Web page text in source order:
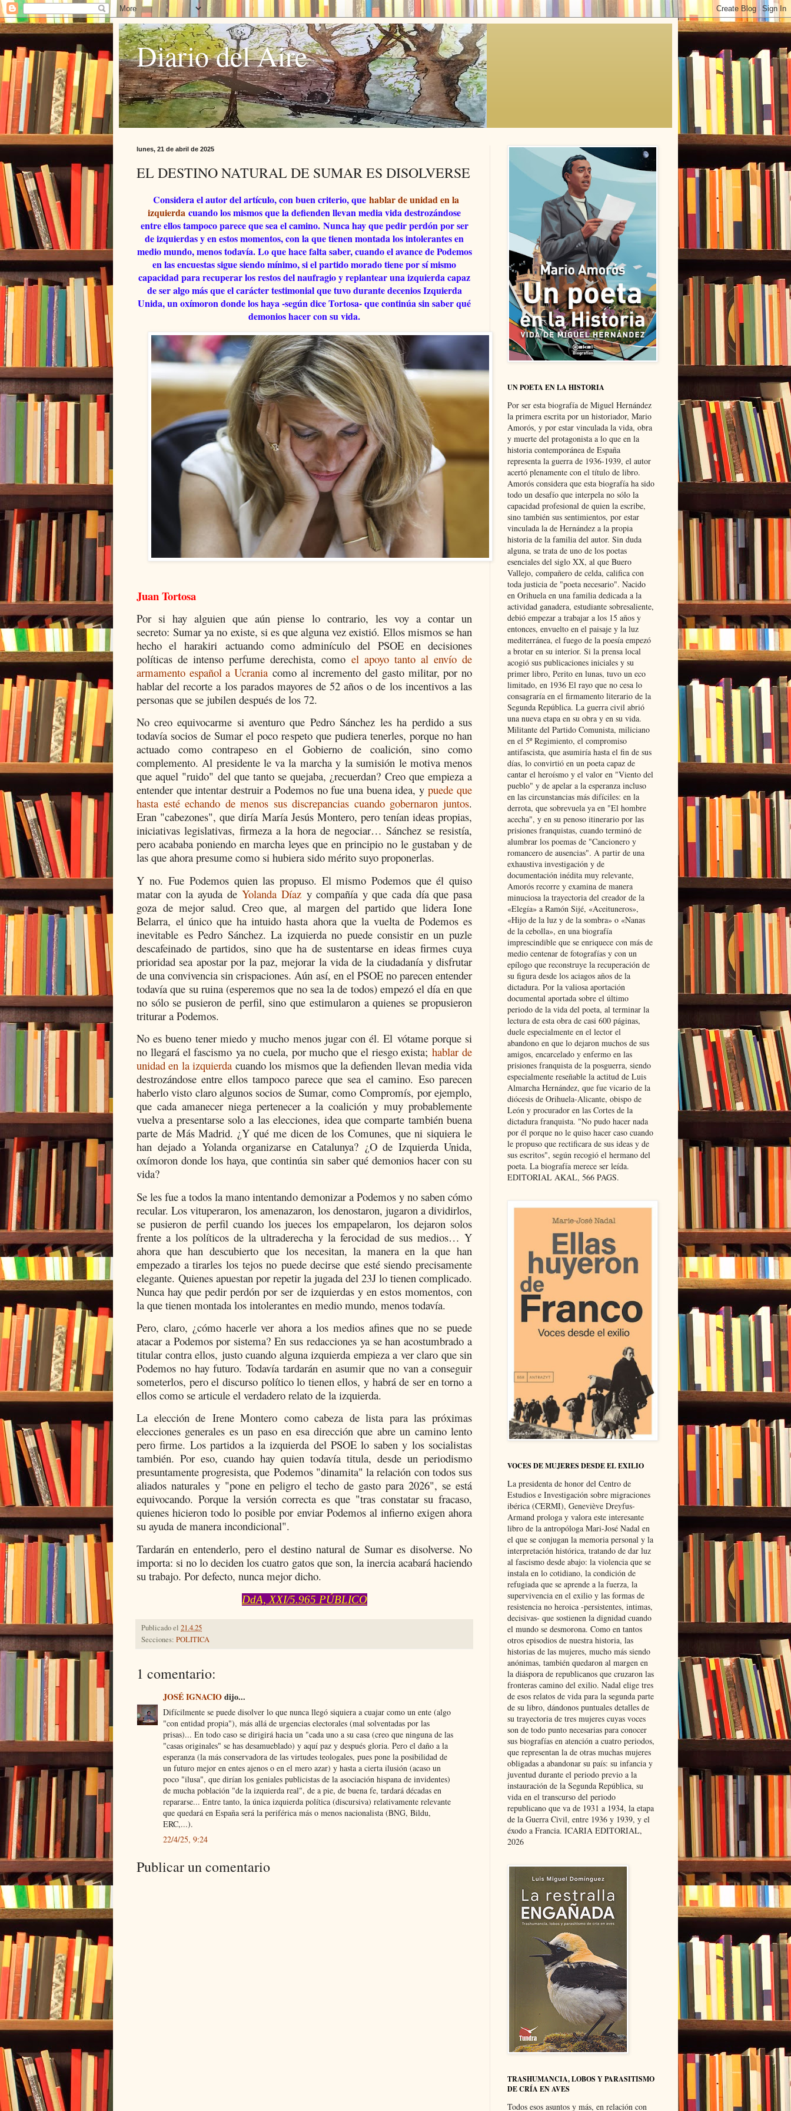
Diario del Aire
lunes, 21 de abril de 2025
EL DESTINO NATURAL DE SUMAR ES DISOLVERSE
Considera el autor del artículo, con buen criterio, que hablar de unidad en la
izquierda cuando los mismos que la defienden llevan media vida destrozándose
entre ellos tampoco parece que sea el camino. Nunca hay que pedir perdón por ser
de izquierdas y en estos momentos, con la que tienen montada los intolerantes en
medio mundo, menos todavía. Lo que hace falta saber, cuando el avance de Podemos
en las encuestas sigue siendo mínimo, si el partido morado tiene por sí mismo
capacidad para recuperar los restos del naufragio y replantear una izquierda capaz
de ser algo más que el carácter testimonial que tuvo durante decenios Izquierda
Unida, un oxímoron donde los haya -según dice Tortosa- que continúa sin saber qué
demonios hacer con su vida.
Juan Tortosa
Por si hay alguien que aún piense lo contrario, les voy a contar un
secreto: Sumar ya no existe, si es que alguna vez existió. Ellos mismos se han
hecho el harakiri actuando como adminículo del PSOE en decisiones
políticas de intenso perfume derechista, como el apoyo tanto al envío de
armamento español a Ucrania como al incremento del gasto militar, por no
hablar del recorte a los parados mayores de 52 años o de los incentivos a las
personas que se jubilen después de los 72.
No creo equivocarme si aventuro que Pedro Sánchez les ha perdido a sus
todavía socios de Sumar el poco respeto que pudiera tenerles, porque no han
actuado como contrapeso en el Gobierno de coalición, sino como
complemento. Al presidente le va la marcha y la sumisión le motiva menos
que aquel "ruido" del que tanto se quejaba, ¿recuerdan? Creo que empieza a
entender que intentar destruir a Podemos no fue una buena idea, ypuede que
hasta esté echando de menos sus discrepancias cuando gobernaron juntos.
Eran "cabezones", que diría María Jesús Montero, pero tenían ideas propias,
iniciativas legislativas, firmeza a la hora de negociar… Sánchez se resistía,
pero acababa poniendo en marcha leyes que en principio no le gustaban y de
las que ahora presume como si hubiera sido mérito suyo proponerlas.
Y no. Fue Podemos quien las propuso. El mismo Podemos que él quiso
matar con la ayuda deYolanda Díazy compañía y que cada día que pasa
goza de mejor salud. Creo que, al margen del partido que lidera Ione
Belarra, el único que ha intuido hasta ahora que la vuelta de Podemos es
inevitable es Pedro Sánchez. La izquierda no puede consistir en un puzle
descafeinado de partidos, sino que ha de sustentarse en ideas firmes cuya
prioridad sea apostar por la paz, mejorar la vida de la ciudadanía y disfrutar
de una convivencia sin crispaciones. Aún así, en el PSOE no parecen entender
todavía que su ruina (esperemos que no sea la de todos) empezó el día en que
no sólo se pusieron de perfil, sino que estimularon a quienes se propusieron
triturar a Podemos.
No es bueno tener miedo y mucho menos jugar con él. El vótame porque si
no llegará el fascismo ya no cuela, por mucho que el riesgo exista;hablar de
unidad en la izquierdacuando los mismos que la defienden llevan media vida
destrozándose entre ellos tampoco parece que sea el camino. Eso parecen
haberlo visto claro algunos socios de Sumar, como Compromís, por ejemplo,
que cada amanecer niega pertenecer a la coalición y muy probablemente
vuelva a presentarse solo a las elecciones, idea que comparte también buena
parte de Más Madrid. ¿Y qué me dicen de los Comunes, que ni siquiera le
han dejado a Yolanda organizarse en Catalunya? ¿O de Izquierda Unida,
oxímoron donde los haya, que continúa sin saber qué demonios hacer con su
vida?
Se les fue a todos la mano intentando demonizar a Podemos y no saben cómo
recular. Los vituperaron, los amenazaron, los denostaron, jugaron a dividirlos,
se pusieron de perfil cuando los jueces los empapelaron, los dejaron solos
frente a los políticos de la ultraderecha y la ferocidad de sus medios… Y
ahora que han descubierto que los necesitan, la manera en la que han
empezado a tirarles los tejos no puede decirse que esté siendo precisamente
elegante. Quienes apuestan por repetir la jugada del 23J lo tienen complicado.
Nunca hay que pedir perdón por ser de izquierdas y en estos momentos, con
la que tienen montada los intolerantes en medio mundo, menos todavía.
Pero, claro, ¿cómo hacerle ver ahora a los medios afines que no se puede
atacar a Podemos por sistema? En sus redacciones ya se han acostumbrado a
titular contra ellos, justo cuando alguna izquierda empieza a ver claro que sin
Podemos no hay futuro. Todavía tardarán en asumir que no van a conseguir
someterlos, pero el discurso político lo tienen ellos, y habrá de ser en torno a
ellos como se articule el verdadero relato de la izquierda.
La elección de Irene Montero como cabeza de lista para las próximas
elecciones generales es un paso en esa dirección que abre un camino lento
pero firme. Los partidos a la izquierda del PSOE lo saben y los socialistas
también. Por eso, cuando hay quien todavía titula, desde un periodismo
presuntamente progresista, que Podemos "dinamita" la relación con todos sus
aliados naturales y "pone en peligro el techo de gasto para 2026", se está
equivocando. Porque la versión correcta es que "tras constatar su fracaso,
quienes hicieron todo lo posible por enviar Podemos al infierno exigen ahora
su ayuda de manera incondicional".
Tardarán en entenderlo, pero el destino natural de Sumar es disolverse. No
importa: si no lo deciden los cuatro gatos que son, la inercia acabará haciendo
su trabajo. Por defecto, nunca mejor dicho.
DdA, XXI/5.965 PÚBLICO
Publicado el 21.4.25
Secciones: POLITICA
1 comentario:
JOSÉ IGNACIOdijo...
Difícilmente se puede disolver lo que nunca llegó siquiera a cuajar como un ente (algo
"con entidad propia"), más allá de urgencias electorales (mal solventadas por las
prisas)... En todo caso se dirigirá hacia un "cada uno a su casa (creo que ninguna de las
"casas originales" se has desamueblado) y aquí paz y después gloria. Pero el daño a la
esperanza (la más conservadora de las virtudes teologales, pues pone la posibilidad de
un futuro mejor en entes ajenos o en el mero azar) y hasta a cierta ilusión (acaso un
poco "ilusa", que dirían los geniales publicistas de la asociación hispana de invidentes)
de mucha población "de la izquierda real", de a pie, de buena fe, tardará décadas en
repararse... Entre tanto, la única izquierda política (discursiva) relativamente relevante
que quedará en España será la periférica más o menos nacionalista (BNG, Bildu,
ERC,...).
22/4/25, 9:24
Publicar un comentario
UN POETA EN LA HISTORIA
Por ser esta biografía de Miguel Hernández
la primera escrita por un historiador, Mario
Amorós, y por estar vinculada la vida, obra
y muerte del protagonista a lo que en la
historia contemporánea de España
representa la guerra de 1936-1939, el autor
acertó plenamente con el título de libro.
Amorós considera que esta biografía ha sido
todo un desafío que interpela no sólo la
capacidad profesional de quien la escribe,
sino también sus sentimientos, por estar
vinculada la de Hernández a la propia
historia de la familia del autor. Sin duda
alguna, se trata de uno de los poetas
esenciales del siglo XX, al que Buero
Vallejo, compañero de celda, califica con
toda justicia de "poeta necesario". Nacido
en Orihuela en una familia dedicada a la
actividad ganadera, estudiante sobresaliente,
debió empezar a trabajar a los 15 años y
entonces, envuelto en el paisaje y la luz
mediterránea, el fuego de la poesía empezó
a brotar en su interior. Si la prensa local
acogió sus publicaciones iniciales y su
primer libro, Perito en lunas, tuvo un eco
limitado, en 1936 El rayo que no cesa lo
consagraría en el firmamento literario de la
Segunda República. La guerra civil abrió
una nueva etapa en su obra y en su vida.
Militante del Partido Comunista, miliciano
en el 5º Regimiento, el compromiso
antifascista, que asumiría hasta el fin de sus
días, lo convirtió en un poeta capaz de
cantar el heroísmo y el valor en "Viento del
pueblo" y de apelar a la esperanza incluso
en las circunstancias más difíciles: en la
derrota, que sobrevuela ya en "El hombre
acecha", y en su penoso itinerario por las
prisiones franquistas, cuando terminó de
alumbrar los poemas de "Cancionero y
romancero de ausencias". A partir de una
exhaustiva investigación y de
documentación inédita muy relevante,
Amorós recorre y examina de manera
minuciosa la trayectoria del creador de la
«Elegía» a Ramón Sijé, «Aceituneros»,
«Hijo de la luz y de la sombra» o «Nanas
de la cebolla», en una biografía
imprescindible que se enriquece con más de
medio centenar de fotografías y con un
epílogo que reconstruye la recuperación de
su figura desde los aciagos años de la
dictadura. Por la valiosa aportación
documental aportada sobre el último
periodo de la vida del poeta, al terminar la
lectura de esta obra de casi 600 páginas,
duele especialmente en el lector el
abandono en que lo dejaron muchos de sus
amigos, encarcelado y enfermo en las
prisiones franquista de la posguerra, siendo
especialmente reseñable la actitud de Luis
Almarcha Hernández, que fue vicario de la
diócesis de Orihuela-Alicante, obispo de
León y procurador en las Cortes de la
dictadura franquista. "No pudo hacer nada
por él porque no le quiso hacer caso cuando
le propuso que rectificara de sus ideas y de
sus escritos", según recogió el hermano del
poeta. La biografía merece ser leída.
EDITORIAL AKAL, 566 PAGS.
VOCES DE MUJERES DESDE EL EXILIO
La presidenta de honor del Centro de
Estudios e Investigación sobre migraciones
ibérica (CERMI), Geneviève Dreyfus-
Armand prologa y valora este interesante
libro de la antropóloga Mari-José Nadal en
el que se conjugan la memoria personal y la
interpretación histórica, tratando de dar luz
al fascismo desde abajo: la violencia que se
instala en lo cotidiano, la condición de
refugiada que se aprende a la fuerza, la
supervivencia en el exilio y las formas de
resistencia no heroica -persistentes, intimas,
decisivas- que sostienen la dignidad cuando
el mundo se desmorona. Como en tantos
otros episodios de nuestra historia, las
historias de las mujeres, mucho más siendo
anónimas, también quedaron al margen en
la diáspora de republicanos que cruzaron las
fronteras camino del exilio. Nadal elige tres
de esos relatos de vida para la segunda parte
de su libro, dándonos puntuales detalles de
su trayectoria de tres mujeres cuyas voces
son de todo punto necesarias para conocer
sus biografías en atención a cuatro periodos,
que representan la de otras muchas mujeres
obligadas a abandonar su país: su infancia y
juventud durante el periodo previo a la
instauración de la Segunda República, su
vida en el transcurso del periodo
republicano que va de 1931 a 1934, la etapa
de la Guerra Civil, entre 1936 y 1939, y el
éxodo a Francia. ICARIA EDITORIAL,
2026
TRASHUMANCIA, LOBOS Y PARASITISMO
DE CRÍA EN AVES
Todos esos asuntos y más, en relación con